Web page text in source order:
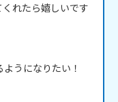
れたら嬉しいです
うになりたい！